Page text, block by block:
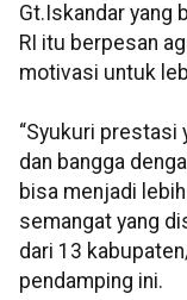
Gt.Iskandar yang
RI itu berpesan
motivasi untuk
“Syukuri prestasi
dan bangga
bisa menjadi
semangat yang
dari 13
pendamping ini.